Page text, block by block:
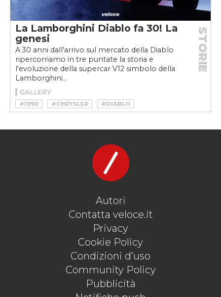
La Lamborghini Diablo fa 30! La
genesi
A 30 anni dall'arrivo sul mercato della Diablo
ripercorriamo in tre puntate la storia e
l'evoluzione della supercar V12 simbolo della
Lamborghini...
STORIE
GALLERY
#1990 #CHRYSLER
#DIABLO
#DIABLO30VELOCE
#LAMBORGHINI DIABLO
Autori
Contatta veloce.it
Privacy
Cookie Policy
Condizioni d’uso
Community Policy
Pubblicità